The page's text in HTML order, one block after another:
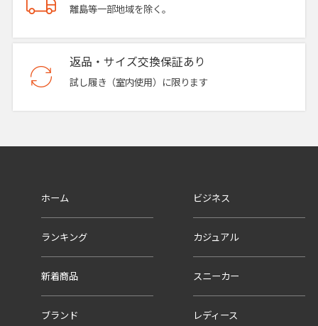
離島等一部地域を除く。
返品・サイズ交換保証あり
試し履き（室内使用）に限ります
ホーム
ランキング
新着商品
ブランド
ビジネス
カジュアル
スニーカー
レディース